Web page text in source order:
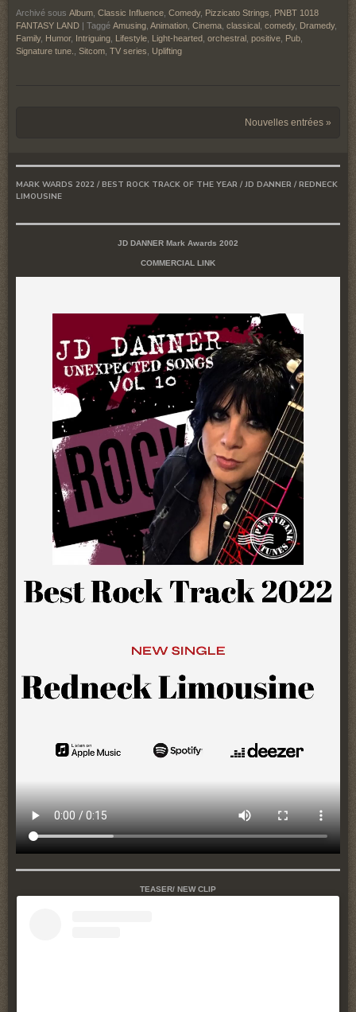
Archivé sous Album Classic Influence Comedy, Pizzicato Strings
PNBT 1018
FANTASY LAND | Taggé Amusing Animation Cinema classical comedy, Dramedy,
Family, Humor, Intriguing Lifestyle Light-hearted orchestral positive Pub
Signature tune.
Sitcom TV series Uplifting
Nouvelles entrées »
MARK WARDS 2022 / BEST ROCK TRACK OF THE YEAR / JD DANNER / REDNECK
LIMOUSINE
JD DANNER Mark Awards 2002
COMMERCIAL LINK
TEASER/ NEW CLIP